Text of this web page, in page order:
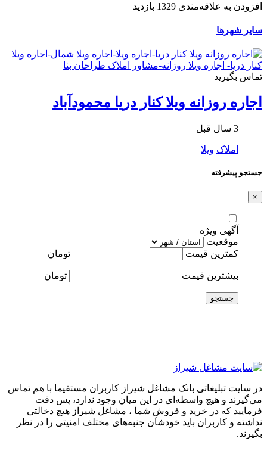
افزودن به علاقه‌مندی 1329 بازدید
سایر شهرها
تماس بگیرید
اجاره روزانه ویلا کنار دریا محمودآباد
3 سال قبل
املاک ویلا
جستجو پیشرفته
×
آگهی ویژه
موقعیت
کمترین قیمت
تومان
بیشترین قیمت تومان
جستجو
در سایت تبلیغاتی بانک مشاغل شیراز کاربران مستقیما با هم تماس
می‌گیرند و هیچ واسطه‌ای در این میان وجود ندارد، پس دقت
فرمایید که در خرید و فروشِ شما ، مشاغل شیراز هیچ دخالتی
نداشته و کاربران باید خودشان جنبه‌های مختلف امنیتی را در نظر
بگیرند.